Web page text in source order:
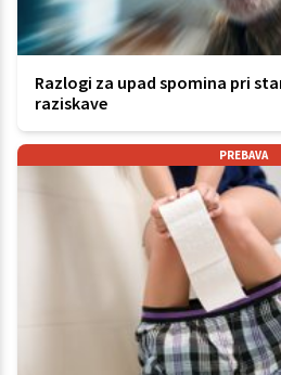
Razlogi za upad spomina pri
raziskave
PREBAVA